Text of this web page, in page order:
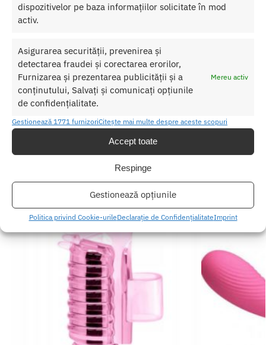
dispozitivelor pe baza informațiilor solicitate în mod
activ.
Asigurarea securității, prevenirea și
detectarea fraudei și corectarea erorilor,
Furnizarea și prezentarea publicității și a
conținutului, Salvați și comunicați opțiunile
de confidențialitate.
Mereu activ
Gestionează 1771 furnizoriCitește mai multe despre aceste scopuri
Accept toate
Respinge
Gestionează opțiunile
Politica privind Cookie-urileDeclarație de ConfidențialitateImprint
Nu uitati sa curatati produsul inainte si dupa fiecare utilizare cu apa
calda si sapun.
Pentru o igienizare suplimentara puteti utiliza un toycleaner.
SKU: 759746356253
Categorii: Stimulatoare clitoris cu vibratii
Produse similare